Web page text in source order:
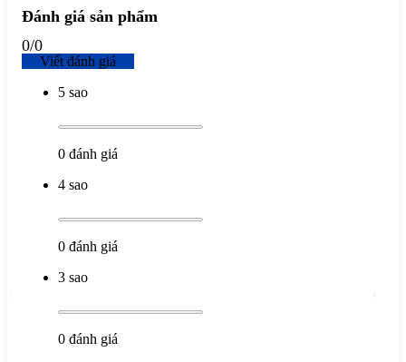
Đánh giá sản phẩm
0/0
Viết đánh giá
5 sao
0 đánh giá
4 sao
0 đánh giá
3 sao
0 đánh giá